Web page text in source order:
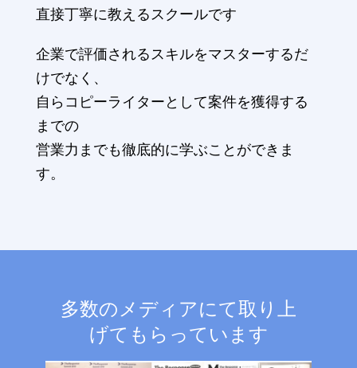
直接丁寧に教えるスクールです
企業で評価されるスキルをマスターするだ
けでなく、
自らコピーライターとして案件を獲得する
までの
営業力までも徹底的に学ぶことができま
す。
多数のメディアにて取り上
げてもらっています